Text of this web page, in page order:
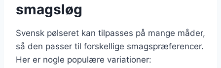
smagsløg
Svensk pølseret kan tilpasses på mange måder,
så den passer til forskellige smagspræferencer.
Her er nogle populære variationer: